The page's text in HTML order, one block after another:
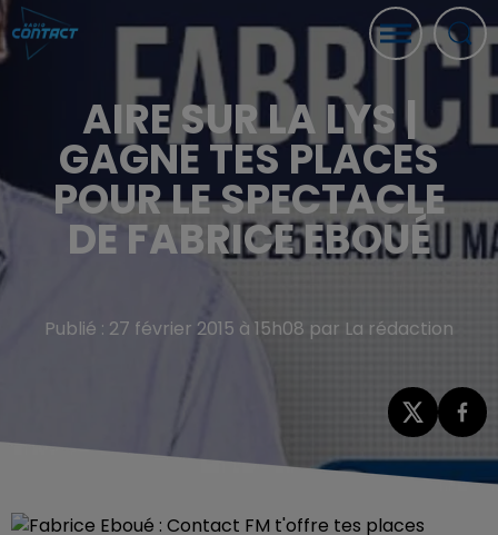
AIRE SUR LA LYS |
GAGNE TES PLACES
POUR LE SPECTACLE
DE FABRICE EBOUÉ
Publié : 27 février 2015 à 15h08 par La rédaction